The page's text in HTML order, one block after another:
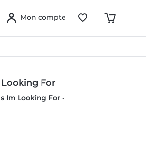
Mon compte
For
Im Looking For -